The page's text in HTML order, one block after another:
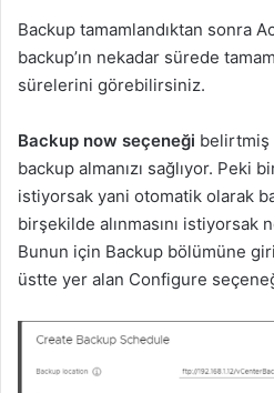
Backup tamamlandıktan sonra
backup’ın nekadar sürede
sürelerini görebilirsiniz.
Backup now seçeneği belirtmiş
backup almanızı sağlıyor. Peki
istiyorsak yani otomatik olarak
birşekilde alınmasını istiyorsak
Bunun için Backup bölümüne
üstte yer alan Configure